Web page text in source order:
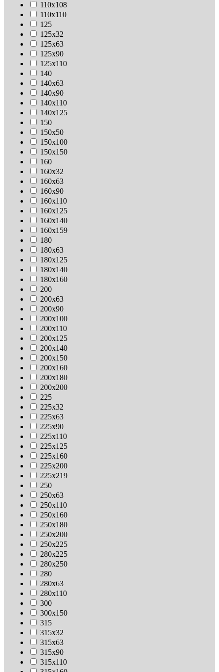
110х108
110х110
125
125х32
125х63
125х90
125х110
140
140х63
140х90
140х110
140х125
150
150х50
150х100
150х150
160
160х32
160х63
160х90
160х110
160х125
160х140
160х159
180
180х63
180х125
180х140
180х160
200
200х63
200х90
200х100
200х110
200х125
200х140
200х150
200х160
200х180
200х200
225
225х32
225х63
225х90
225х110
225х125
225х160
225х200
225х219
250
250х63
250х110
250х160
250х180
250х200
250х225
280х225
280х250
280
280х63
280х110
300
300х150
315
315х32
315х63
315х90
315х110